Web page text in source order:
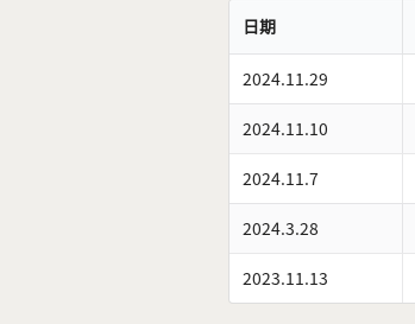
日期
2024.11.29
2024.11.10
2024.11.7
2024.3.28
2023.11.13